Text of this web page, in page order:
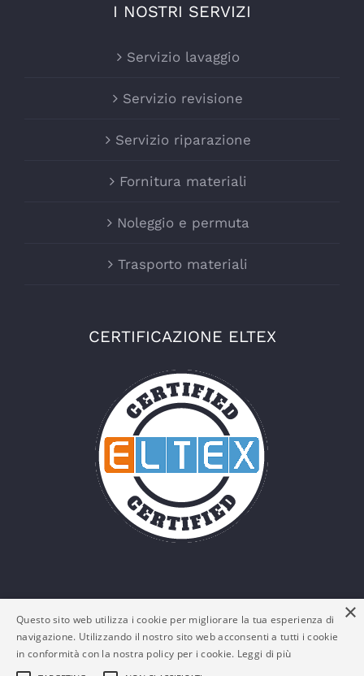
I NOSTRI SERVIZI
Servizio lavaggio
Servizio revisione
Servizio riparazione
Fornitura materiali
Noleggio e permuta
Trasporto materiali
CERTIFICAZIONE ELTEX
×
Questo sito web utilizza i cookie per migliorare la tua esperienza di
navigazione. Utilizzando il nostro sito web acconsenti a tutti i cookie
in conformità con la nostra policy per i cookie. Leggi di più